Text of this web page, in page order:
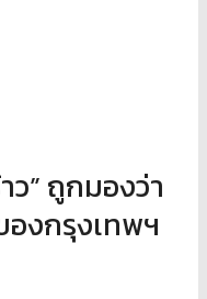
ว” ถูกมองว่า
องกรุงเทพฯ